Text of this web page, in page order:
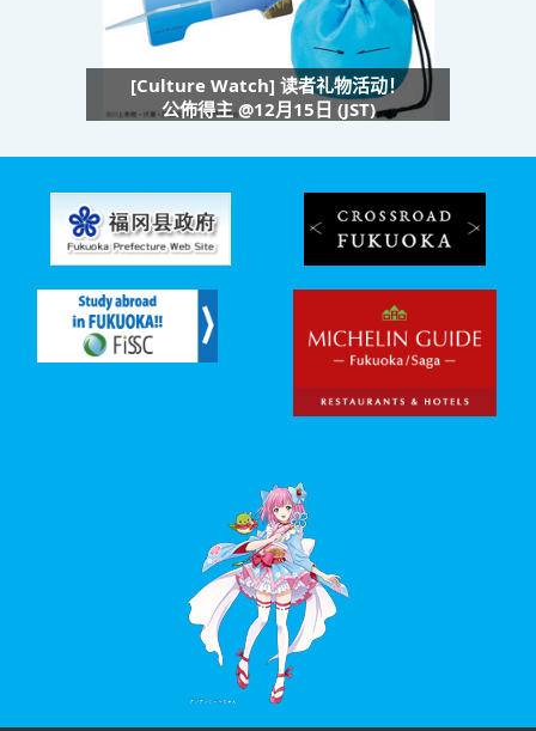
[Culture Watch] 读者礼物活动！
公佈得主 @12月15日 (JST)